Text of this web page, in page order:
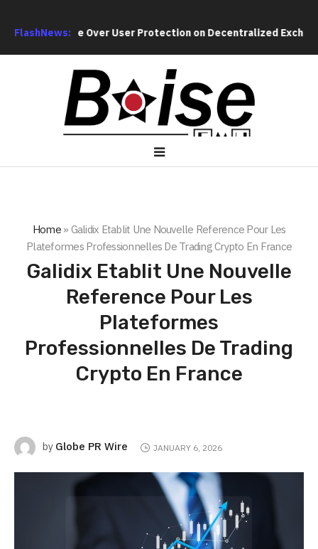
FlashNews:
Debate Over User Protection on Decentralized Exchanges.
Home» Galidix Etablit Une Nouvelle Reference Pour Les
Plateformes Professionnelles De Trading Crypto En France
Galidix Etablit Une Nouvelle
Reference Pour Les
Plateformes
Professionnelles De Trading
Crypto En France
by Globe PR Wire JANUARY 6, 2026